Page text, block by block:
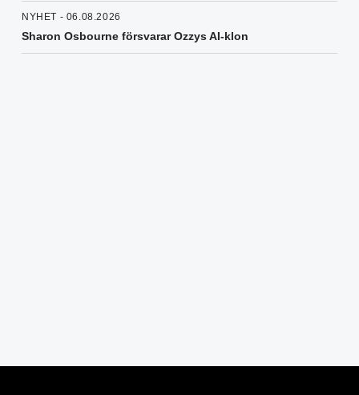
NYHET - 06.08.2026
Sharon Osbourne försvarar Ozzys AI-klon